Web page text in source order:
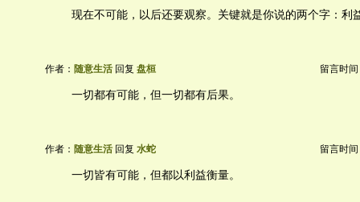
现在不可能，以后还要观察。关键就是你说的两个字：利
作者： 随意生活 回复 盘桓 留言时间
一切都有可能，但一切都有后果。
作者： 随意生活 回复 水蛇 留言时间
一切皆有可能，但都以利益衡量。